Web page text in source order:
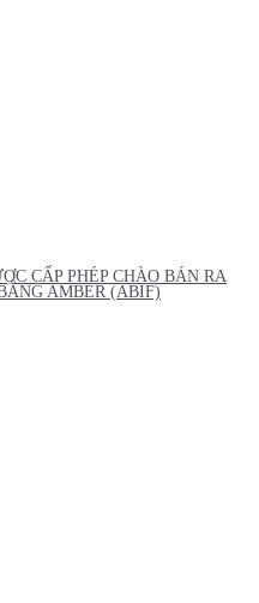
CẤP PHÉP CHÀO BÁN RA
AMBER (ABIF)